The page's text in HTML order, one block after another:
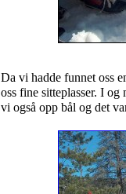
Da vi hadde funnet oss
oss fine sitteplasser. I
vi også opp bål og det